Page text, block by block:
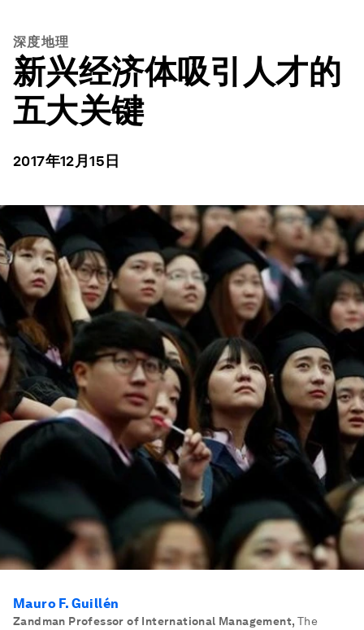
深度地理
新兴经济体吸引人才的
五大关键
2017年12月15日
Mauro F. Guillén
Zandman Professor of International Management, The